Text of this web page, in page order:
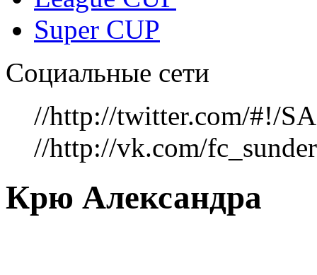
Super CUP
Социальные сети
//http://twitter.com/#!/
//http://vk.com/
Крю Александра